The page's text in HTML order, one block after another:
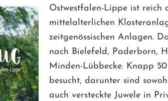
Ostwestfalen-Lippe ist reich
mittelalterlichen
zeitgenössischen Anlagen.
nach Bielefeld, Paderborn,
Minden-Lübbecke. Knapp
besucht, darunter sind
auch versteckte Juwele in